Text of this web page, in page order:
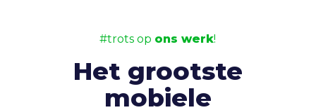
#trots op ons werk!
Het grootste
mobiele